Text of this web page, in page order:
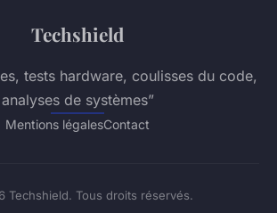
Techshield
tests hardware, coulisses du code,
analyses de systèmes”
Mentions légalesContact
Techshield. Tous droits réservés.